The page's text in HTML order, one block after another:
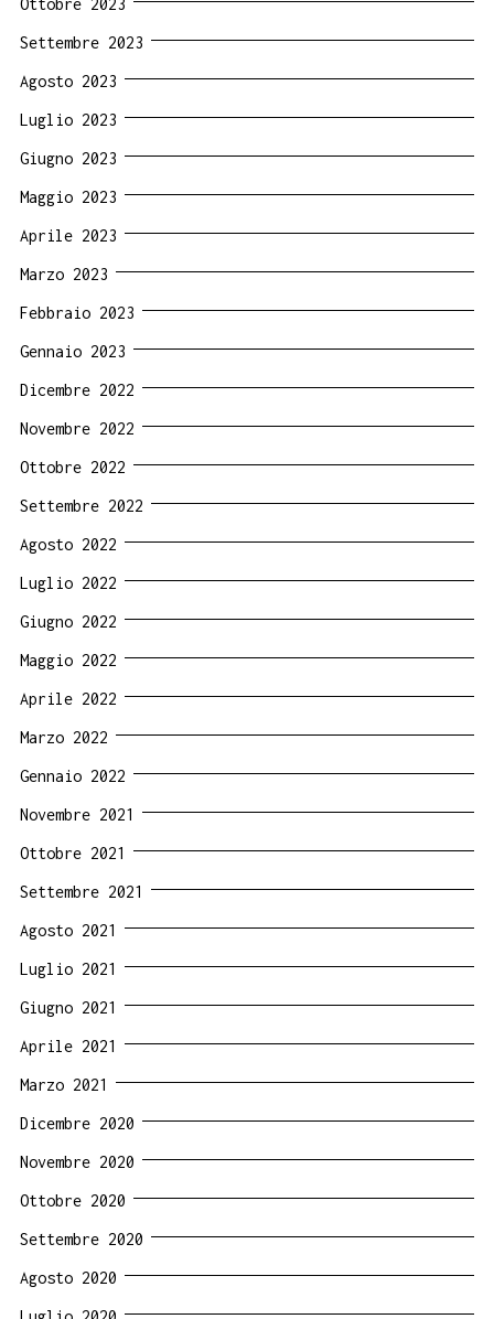
Ottobre 2023
Settembre 2023
Agosto 2023
Luglio 2023
Giugno 2023
Maggio 2023
Aprile 2023
Marzo 2023
Febbraio 2023
Gennaio 2023
Dicembre 2022
Novembre 2022
Ottobre 2022
Settembre 2022
Agosto 2022
Luglio 2022
Giugno 2022
Maggio 2022
Aprile 2022
Marzo 2022
Gennaio 2022
Novembre 2021
Ottobre 2021
Settembre 2021
Agosto 2021
Luglio 2021
Giugno 2021
Aprile 2021
Marzo 2021
Dicembre 2020
Novembre 2020
Ottobre 2020
Settembre 2020
Agosto 2020